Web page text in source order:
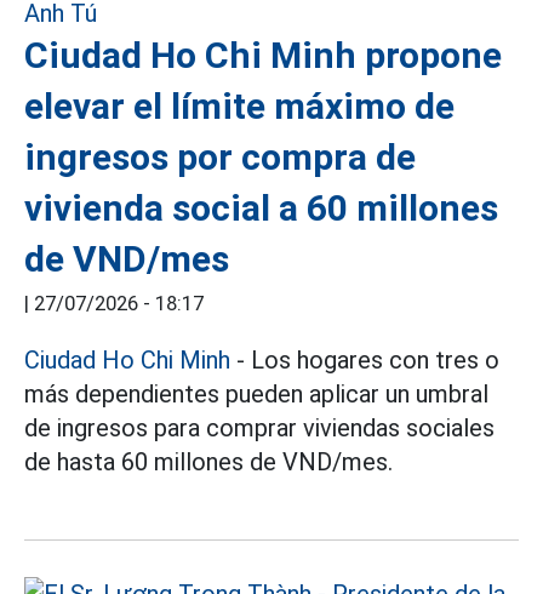
Ciudad Ho Chi Minh propone
elevar el límite máximo de
ingresos por compra de
vivienda social a 60 millones
de VND/mes
| 27/07/2026 - 18:17
Ciudad Ho Chi Minh - Los hogares con tres o
más dependientes pueden aplicar un umbral
de ingresos para comprar viviendas sociales
de hasta 60 millones de VND/mes.